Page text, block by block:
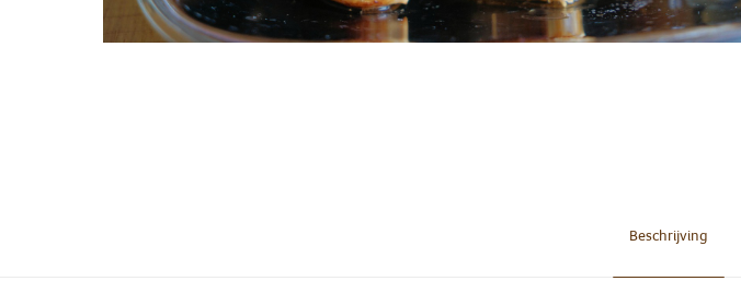
Beschrijving